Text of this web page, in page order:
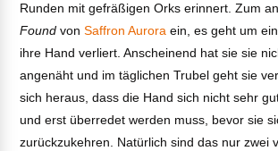
Runden mit gefräßigen Orks erinnert. Zum
Found vonSaffron Aurora ein, es geht um
ihre Hand verliert. Anscheinend hat sie sie
angenäht und im täglichen Trubel geht sie
sich heraus, dass die Hand sich nicht sehr
und erst überredet werden muss, bevor sie
zurückzukehren. Natürlich sind das nur zwei